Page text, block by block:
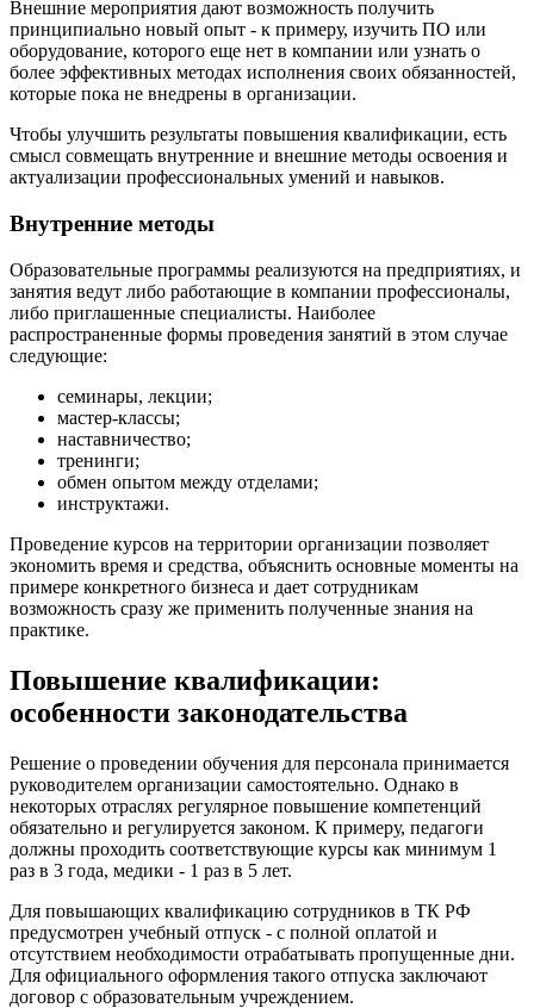
Внешние мероприятия дают возможность получить
принципиально новый опыт - к примеру, изучить ПО или
оборудование, которого еще нет в компании или узнать о
более эффективных методах исполнения своих обязанностей,
которые пока не внедрены в организации.
Чтобы улучшить результаты повышения квалификации, есть
смысл совмещать внутренние и внешние методы освоения и
актуализации профессиональных умений и навыков.
Внутренние методы
Образовательные программы реализуются на предприятиях, и
занятия ведут либо работающие в компании профессионалы,
либо приглашенные специалисты. Наиболее
распространенные формы проведения занятий в этом случае
следующие:
семинары, лекции;
мастер-классы;
наставничество;
тренинги;
обмен опытом между отделами;
инструктажи.
Проведение курсов на территории организации позволяет
экономить время и средства, объяснить основные моменты на
примере конкретного бизнеса и дает сотрудникам
возможность сразу же применить полученные знания на
практике.
Повышение квалификации:
особенности законодательства
Решение о проведении обучения для персонала принимается
руководителем организации самостоятельно. Однако в
некоторых отраслях регулярное повышение компетенций
обязательно и регулируется законом. К примеру, педагоги
должны проходить соответствующие курсы как минимум 1
раз в 3 года, медики - 1 раз в 5 лет.
Для повышающих квалификацию сотрудников в ТК РФ
предусмотрен учебный отпуск - с полной оплатой и
отсутствием необходимости отрабатывать пропущенные дни.
Для официального оформления такого отпуска заключают
договор с образовательным учреждением.